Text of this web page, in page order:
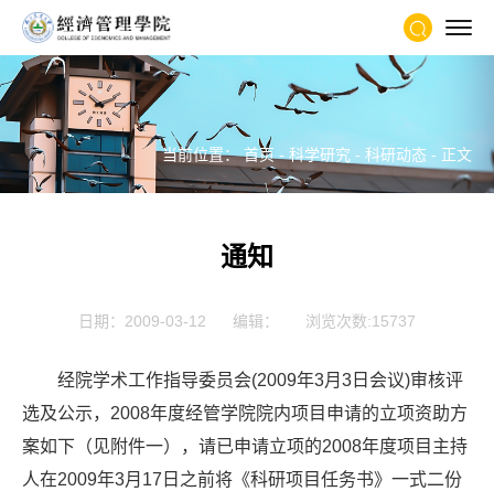
当前位置：首页- 科学研究 - 科研动态 - 正文
通知
日期：2009-03-12 编辑： 浏览次数:15737
经院学术工作指导委员会(2009年3月3日会议)审核评
选及公示，2008年度经管学院院内项目申请的立项资助方
案如下（见附件一），请已申请立项的2008年度项目主持
人在2009年3月17日之前将《科研项目任务书》一式二份